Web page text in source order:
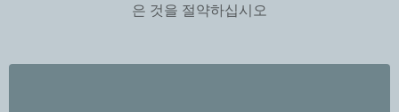
은 것을 절약하십시오